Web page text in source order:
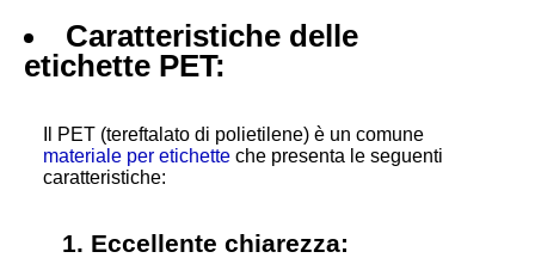
Caratteristiche delle
etichette PET:
Il PET (tereftalato di polietilene) è un comune
materiale per etichette che presenta le seguenti
caratteristiche:
1. Eccellente chiarezza: